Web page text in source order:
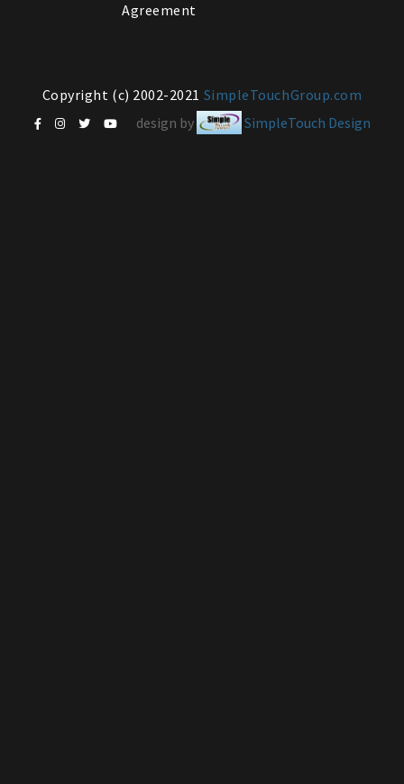
Agreement
Copyright (c) 2002-2021 SimpleTouchGroup.com
design by
SimpleTouch Design